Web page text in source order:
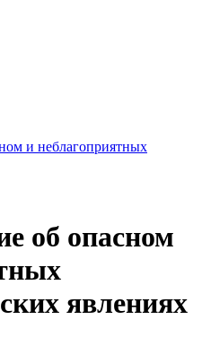
и неблагоприятных
об опасном
явлениях